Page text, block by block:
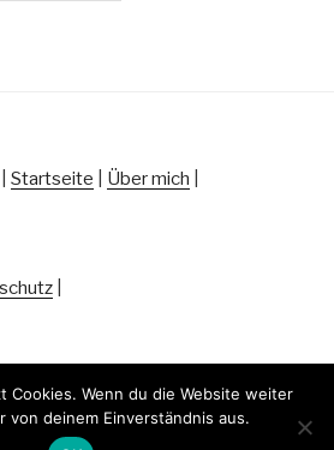
Startseite Über mich
präsentiert von WordPress
Cookies. Wenn du die Website weiter
von deinem Einverständnis aus.